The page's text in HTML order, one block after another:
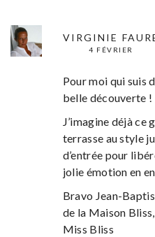
VIRGINIE
4 FÉVRIER
Pour moi qui suis
belle découverte !
J’imagine déjà ce
terrasse au style
d’entrée pour
jolie émotion en
Bravo Jean-
de la Maison Bliss,
Miss Bliss